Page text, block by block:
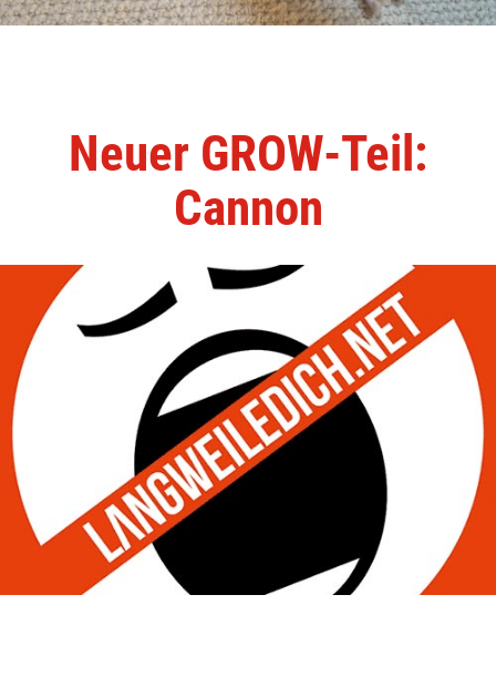
Neuer GROW-Teil:
Cannon